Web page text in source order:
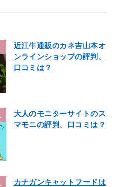
近江牛通販のカネ吉山本オ
ンラインショップの評判、
口コミは？
大人のモニターサイトのス
マモニの評判、口コミは？
カナガンキャットフードは